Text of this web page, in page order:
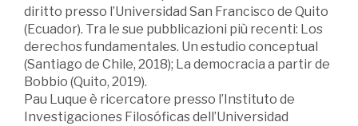
diritto presso l’Universidad San Francisco de Quito
(Ecuador). Tra le sue pubblicazioni più recenti: Los
derechos fundamentales. Un estudio conceptual
(Santiago de Chile, 2018); La democracia a partir de
Bobbio (Quito, 2019).
Pau Luque è ricercatore presso l’Instituto de
Investigaciones Filosóficas dell’Universidad